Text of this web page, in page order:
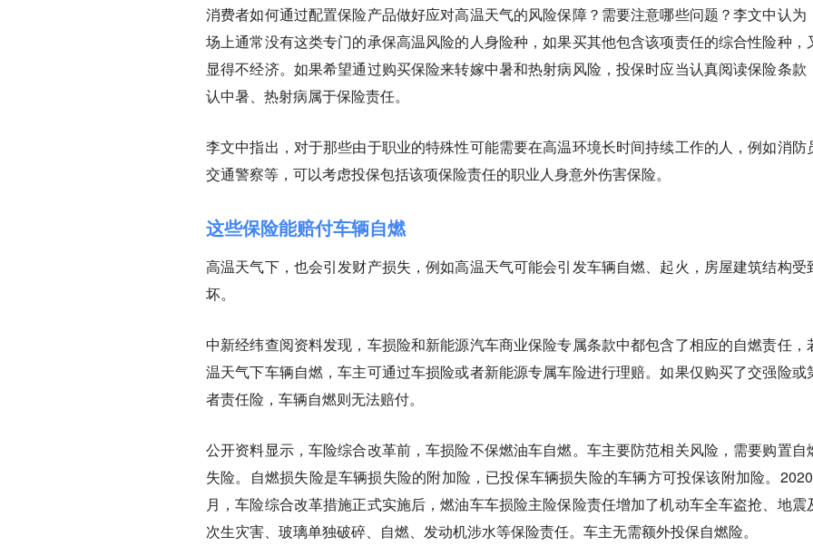
消费者如何通过配置保险产品做好应对高温天气的风险保障？需要注意哪些问题？李文中认为
场上通常没有这类专门的承保高温风险的人身险种，如果买其他包含该项责任的综合性险种，
显得不经济。如果希望通过购买保险来转嫁中暑和热射病风险，投保时应当认真阅读保险条款
认中暑、热射病属于保险责任。
李文中指出，对于那些由于职业的特殊性可能需要在高温环境长时间持续工作的人，例如消防
交通警察等，可以考虑投保包括该项保险责任的职业人身意外伤害保险。
这些保险能赔付车辆自燃
高温天气下，也会引发财产损失，例如高温天气可能会引发车辆自燃、起火，房屋建筑结构受
坏。
中新经纬查阅资料发现，车损险和新能源汽车商业保险专属条款中都包含了相应的自燃责任，
温天气下车辆自燃，车主可通过车损险或者新能源专属车险进行理赔。如果仅购买了交强险或
者责任险，车辆自燃则无法赔付。
公开资料显示，车险综合改革前，车损险不保燃油车自燃。车主要防范相关风险，需要购置自
失险。自燃损失险是车辆损失险的附加险，已投保车辆损失险的车辆方可投保该附加险。
月，车险综合改革措施正式实施后，燃油车车损险主险保险责任增加了机动车全车盗抢、地震
次生灾害、玻璃单独破碎、自燃、发动机涉水等保险责任。车主无需额外投保自燃险。